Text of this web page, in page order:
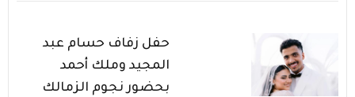
حفل زفاف حسام عبد
المجيد وملك أحمد
بحضور نجوم الزمالك